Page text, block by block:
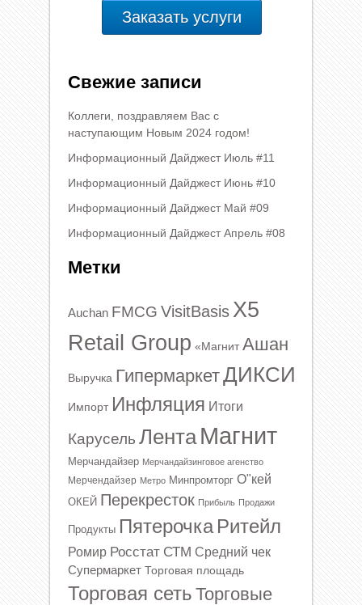
Заказать услуги
Свежие записи
Коллеги, поздравляем Вас с
наступающим Новым 2024 годом!
Информационный Дайджест Июль #11
Информационный Дайджест Июнь #10
Информационный Дайджест Май #09
Информационный Дайджест Апрель #08
Метки
Auchan FMCG VisitBasis X5
Retail Group «Магнит Ашан
Выручка ГипермаркетДИКСИ
Импорт Инфляция Итоги
Карусель Лента Магнит
Мерчандайзер Мерчандайзинговое агенство
Мерчендайзер Метро Минпромторг О"кей
ОКЕЙ Перекресток Прибыль Продажи
Продукты Пятерочка Ритейл
Ромир Росстат СТМ Средний чек
Супермаркет Торговая площадь
Торговая сеть Торговые